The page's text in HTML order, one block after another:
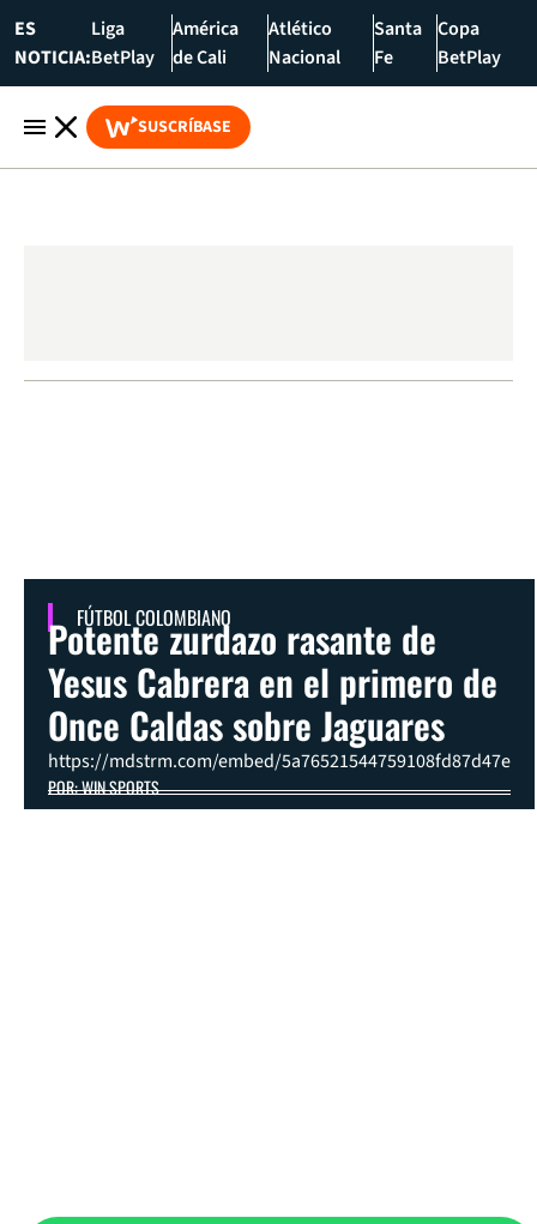
ES
NOTICIA:
Liga
BetPlay
América
de Cali
Atlético
Nacional
Santa
Fe
Copa
BetPlay
SUSCRÍBASE
FÚTBOL COLOMBIANO
Potente zurdazo rasante de
Yesus Cabrera en el primero de
Once Caldas sobre Jaguares
https://mdstrm.com/embed/5a76521544759108fd87d47e
POR: WIN SPORTS